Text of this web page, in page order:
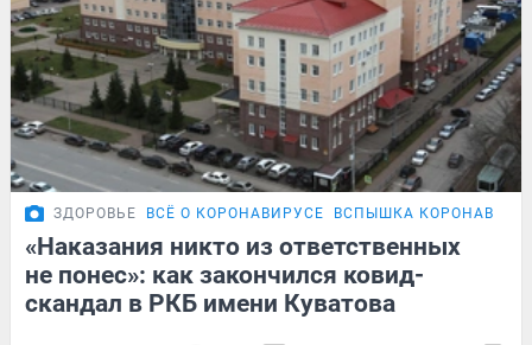
ЗДОРОВЬЕ ВСЁ О КОРОНАВИРУСЕ ВСПЫШКА
«Наказания никто из ответственных
не понес»: как закончился ковид-
скандал в РКБ имени Куватова